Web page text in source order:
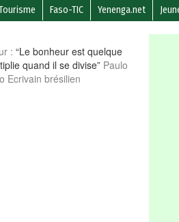
Faso-TIC Yenenga.net
: “Le bonheur est quelque
quand il se divise” Paulo
Ecrivain brésilien